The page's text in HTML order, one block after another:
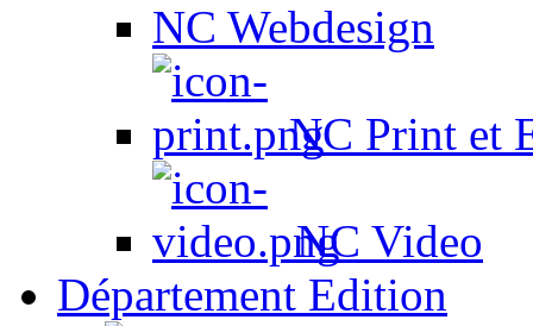
NC Webdesign
NC Print et
NC Video
Département Edition